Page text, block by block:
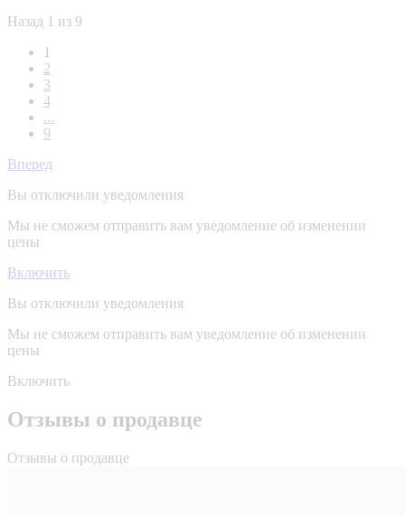
Назад 1 из 9
1
2
3
4
...
9
Вперед
Вы отключили уведомления
Мы не сможем отправить вам уведомление об изменении
цены
Включить
Вы отключили уведомления
Мы не сможем отправить вам уведомление об изменении
цены
Включить
Отзывы о продавце
Отзывы о продавце